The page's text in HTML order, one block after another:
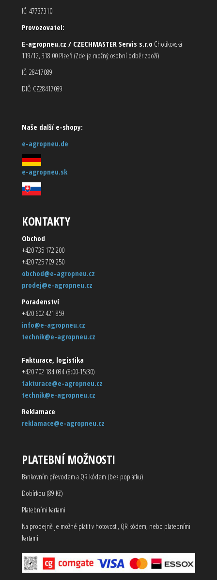
IČ: 47737310
Provozovatel:
E-agropneu.cz / CZECHMASTER Servis s.r.o Chotíkovská
119/12, 318 00 Plzeň (Zde je možný osobní odběr zboží)
IČ: 28417089
DIČ: CZ28417089
Naše další e-shopy:
e-agropneu.de
e-agropneu.sk
KONTAKTY
Obchod
+420 735 172 200
+420 725 709 250
obchod@e-agropneu.cz
prodej@e-agropneu.cz
Poradenství
+420 602 421 859
info@e-agropneu.cz
technik@e-agropneu.cz
Fakturace, logistika
+420 702 184 084 (8:00-15:30)
fakturace@e-agropneu.cz
technik@e-agropneu.cz
Reklamace:
reklamace@e-agropneu.cz
PLATEBNÍ MOŽNOSTI
Bankovním převodem a QR kódem (bez poplatku)
Dobírkou (89 Kč)
Platebními kartami
Na prodejně je možné platit v hotovosti, QR kódem, nebo platebními
kartami.